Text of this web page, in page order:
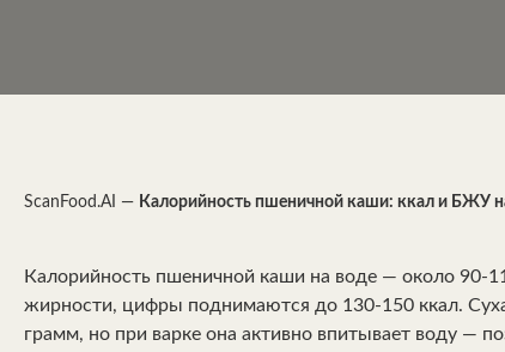
ScanFood.AI — Калорийность пшеничной каши: ккал и БЖУ
Калорийность пшеничной каши на воде — около 90-
жирности, цифры поднимаются до 130-150 ккал.
грамм, но при варке она активно впитывает воду —